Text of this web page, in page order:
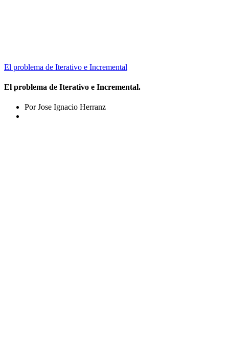
El problema de Iterativo e Incremental
El problema de Iterativo e Incremental.
Por Jose Ignacio Herranz